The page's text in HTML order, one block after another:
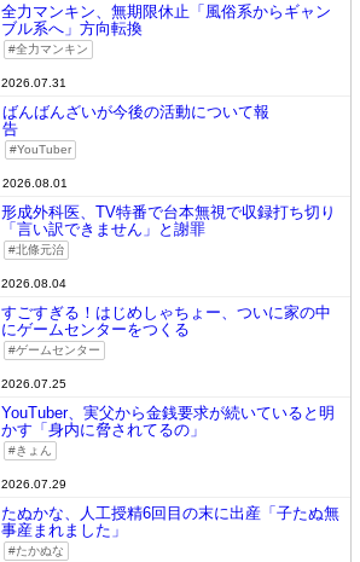
全力マンキン、無期限休止「風俗系からギャン
ブル系へ」方向転換
全力マンキン
2026.07.31
ばんばんざいが今後の活動について報
告
YouTuber
2026.08.01
形成外科医、TV特番で台本無視で収録打ち切り
「言い訳できません」と謝罪
北條元治
2026.08.04
すごすぎる！はじめしゃちょー、ついに家の中
にゲームセンターをつくる
ゲームセンター
2026.07.25
YouTuber、実父から金銭要求が続いていると明
かす「身内に脅されてるの」
きょん
2026.07.29
たぬかな、人工授精6回目の末に出産「子たぬ無
事産まれました」
たかぬな